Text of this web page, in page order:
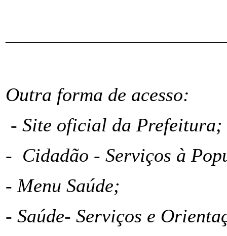
Outra forma de acesso:
- Site oficial da Prefeitura;
- Cidadão - Serviços à
- Menu Saúde;
- Saúde- Serviços e